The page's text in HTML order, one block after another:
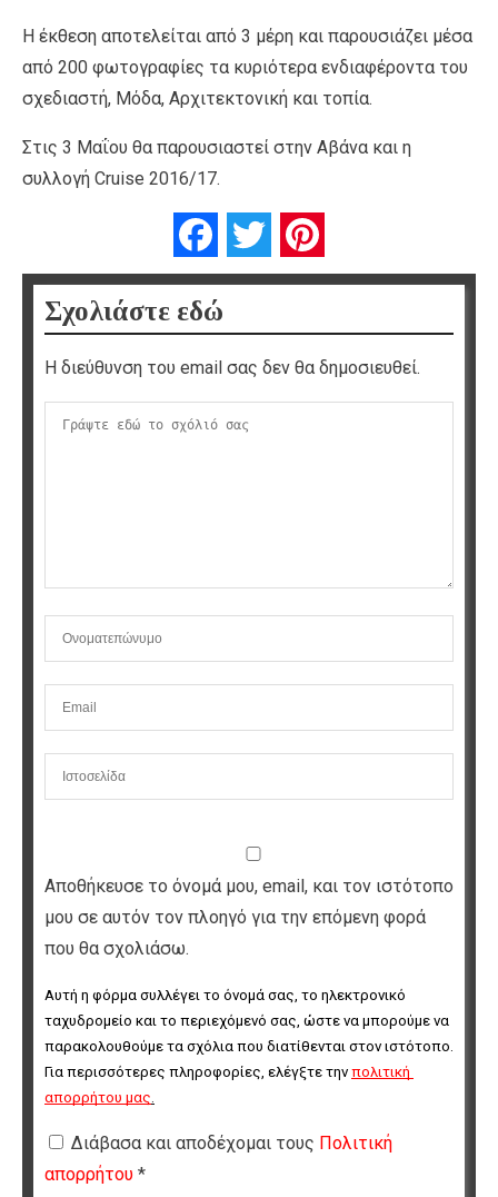
Η έκθεση αποτελείται από 3 μέρη και παρουσιάζει μέσα
από 200 φωτογραφίες τα κυριότερα ενδιαφέροντα του
σχεδιαστή, Μόδα, Αρχιτεκτονική και τοπία.
Στις 3 Μαΐου θα παρουσιαστεί στην Αβάνα και η
συλλογή Cruise 2016/17.
FacebookTwitter
Σχολιάστε εδώ
Η διεύθυνση του email σας δεν θα δημοσιευθεί.
Αποθήκευσε το όνομά μου, email, και τον ιστότοπο
μου σε αυτόν τον πλοηγό για την επόμενη φορά
που θα σχολιάσω.
Αυτή η φόρμα συλλέγει το όνομά σας, το ηλεκτρονικό
ταχυδρομείο και το περιεχόμενό σας, ώστε να μπορούμε να
παρακολουθούμε τα σχόλια που διατίθενται στον ιστότοπο.
Για περισσότερες πληροφορίες, ελέγξτε την πολιτική
απορρήτου μας
Διάβασα και αποδέχομαι τους Πολιτική
απορρήτου *